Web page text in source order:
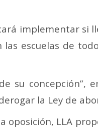
implementar si
escuelas de
su concepción”,
la Ley de
oposición, LLA